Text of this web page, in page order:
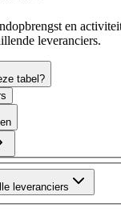
en
leveranciers.
tabel?
leveranciers